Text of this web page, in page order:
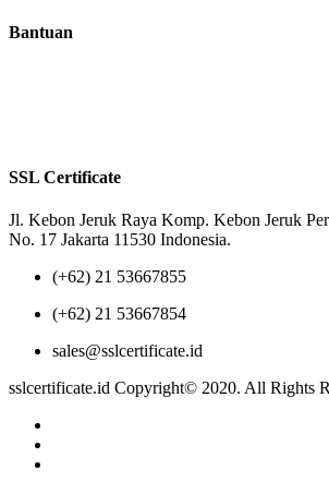
Bantuan
SSL Certificate
Jl. Kebon Jeruk Raya Komp. Kebon Jeruk
No. 17 Jakarta 11530 Indonesia.
(+62) 21 53667855
(+62) 21 53667854
sales@sslcertificate.id
sslcertificate.id Copyright© 2020. All Rights